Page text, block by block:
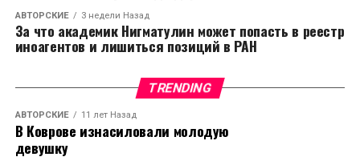
АВТОРСКИЕ 3 недели Назад
За что академик Нигматулин может попасть в реестр
иноагентов и лишиться позиций в РАН
TRENDING
АВТОРСКИЕ 11 лет Назад
В Коврове изнасиловали молодую
девушку